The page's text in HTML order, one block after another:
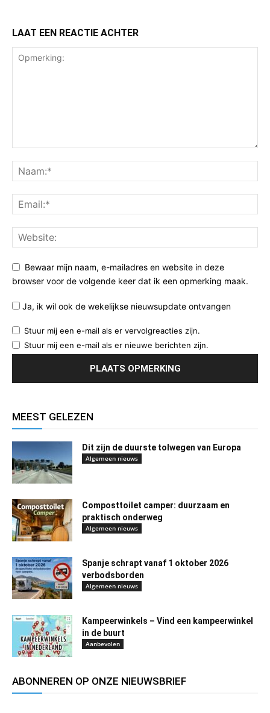
LAAT EEN REACTIE ACHTER
Bewaar mijn naam, e-mailadres en website in deze
browser voor de volgende keer dat ik een opmerking maak.
Ja, ik wil ook de wekelijkse nieuwsupdate ontvangen
Stuur mij een e-mail als er vervolgreacties zijn.
Stuur mij een e-mail als er nieuwe berichten zijn.
MEEST GELEZEN
Dit zijn de duurste tolwegen van Europa
Algemeen nieuws
Composttoilet camper: duurzaam en
praktisch onderweg
Algemeen nieuws
Spanje schrapt vanaf 1 oktober 2026
verbodsborden
Algemeen nieuws
Kampeerwinkels – Vind een kampeerwinkel
in de buurt
Aanbevolen
ABONNEREN OP ONZE NIEUWSBRIEF